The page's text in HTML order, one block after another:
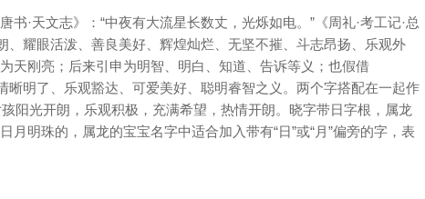
天文志》：“中夜有大流星长数丈，光烁如电。”《周礼·考工记·总
、耀眼活泼、善良美好、辉煌灿烂、无坚不摧、斗志昂扬、乐观外
天刚亮；后来引申为明智、明白、知道、告诉等义；也假借
晰明了、乐观豁达、可爱美好、聪明睿智之义。两个字搭配在一起作
阳光开朗，乐观积极，充满希望，热情开朗。晓字带日字根，属龙
明珠的，属龙的宝宝名字中适合加入带有“日”或“月”偏旁的字，表